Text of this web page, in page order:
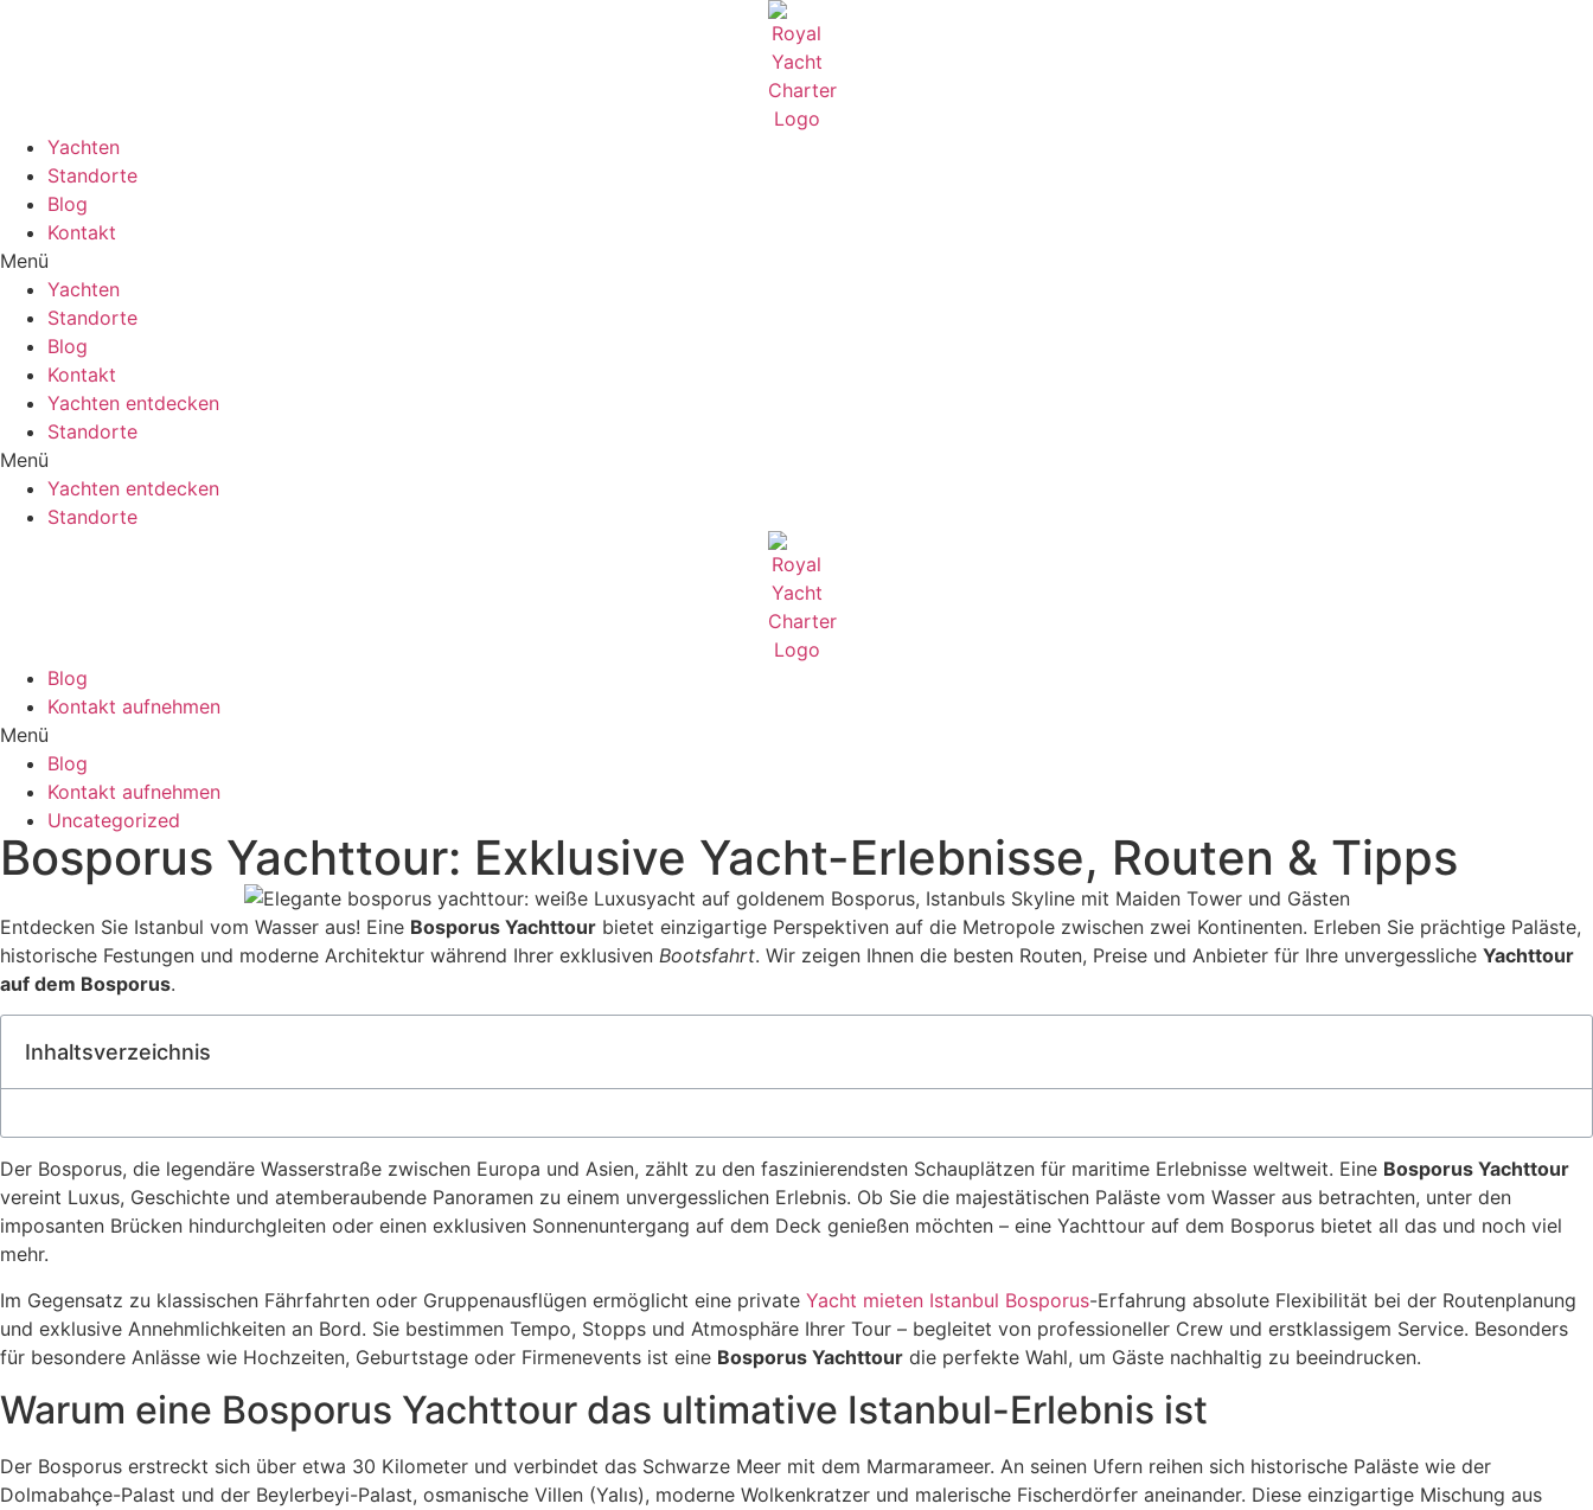
Yachten
Standorte
Blog
Kontakt
Menü
Yachten
Standorte
Blog
Kontakt
Yachten entdecken
Standorte
Menü
Yachten entdecken
Standorte
Blog
Kontakt aufnehmen
Menü
Blog
Kontakt aufnehmen
Uncategorized
Bosporus Yachttour: Exklusive Yacht-Erlebnisse, Routen & Tipps
Entdecken Sie Istanbul vom Wasser aus! Eine Bosporus Yachttour bietet einzigartige Perspektiven auf die Metropole zwischen zwei Kontinenten. Erleben Sie prächtige Paläste,
historische Festungen und moderne Architektur während Ihrer exklusiven Bootsfahrt. Wir zeigen Ihnen die besten Routen, Preise und Anbieter für Ihre unvergessliche Yachttour
auf dem Bosporus.
Inhaltsverzeichnis
Der Bosporus, die legendäre Wasserstraße zwischen Europa und Asien, zählt zu den faszinierendsten Schauplätzen für maritime Erlebnisse weltweit. Eine Bosporus Yachttour
vereint Luxus, Geschichte und atemberaubende Panoramen zu einem unvergesslichen Erlebnis. Ob Sie die majestätischen Paläste vom Wasser aus betrachten, unter den
imposanten Brücken hindurchgleiten oder einen exklusiven Sonnenuntergang auf dem Deck genießen möchten – eine Yachttour auf dem Bosporus bietet all das und noch viel
mehr.
Im Gegensatz zu klassischen Fährfahrten oder Gruppenausflügen ermöglicht eine private Yacht mieten Istanbul Bosporus-Erfahrung absolute Flexibilität bei der Routenplanung
und exklusive Annehmlichkeiten an Bord. Sie bestimmen Tempo, Stopps und Atmosphäre Ihrer Tour – begleitet von professioneller Crew und erstklassigem Service. Besonders
für besondere Anlässe wie Hochzeiten, Geburtstage oder Firmenevents ist eine Bosporus Yachttour die perfekte Wahl, um Gäste nachhaltig zu beeindrucken.
Warum eine Bosporus Yachttour das ultimative Istanbul-Erlebnis ist
Der Bosporus erstreckt sich über etwa 30 Kilometer und verbindet das Schwarze Meer mit dem Marmarameer. An seinen Ufern reihen sich historische Paläste wie der
Dolmabahçe-Palast und der Beylerbeyi-Palast, osmanische Villen (Yalıs), moderne Wolkenkratzer und malerische Fischerdörfer aneinander. Diese einzigartige Mischung aus